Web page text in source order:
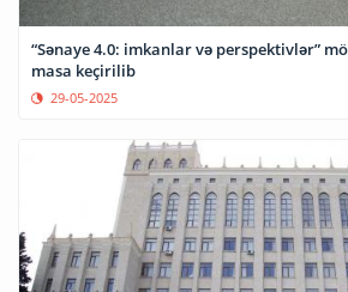
“Sənaye 4.0: imkanlar və perspektivlər”
masa keçirilib
29-05-2025